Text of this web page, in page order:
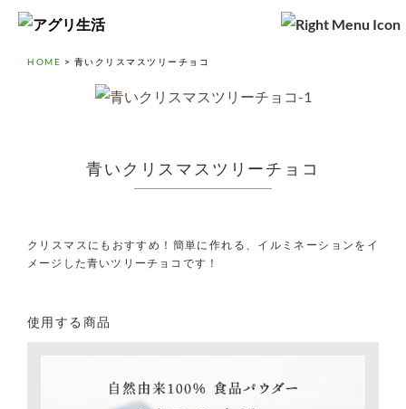
HOME > 青いクリスマスツリーチョコ
青いクリスマスツリーチョコ
クリスマスにもおすすめ！簡単に作れる、イルミネーションをイ
メージした青いツリーチョコです！
使用する商品